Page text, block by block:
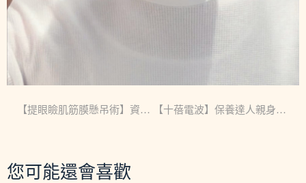
【提眼瞼肌筋膜懸吊術】資深整外名醫陳大正親自操刀★醫美總監 Selina★ 【十蓓電波】保養達人親身體驗真心話★美容保養專家 柳燕老師★
您可能還會喜歡